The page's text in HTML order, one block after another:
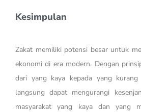
Kesimpulan
Zakat memiliki potensi besar untuk
ekonomi di era modern. Dengan
dari yang kaya kepada yang kurang
langsung dapat mengurangi
masyarakat yang kaya dan yang